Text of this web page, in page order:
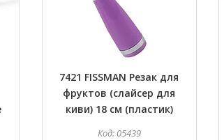
7421 FISSMAN Резак для
фруктов (слайсер для
киви) 18 см (пластик)
05439